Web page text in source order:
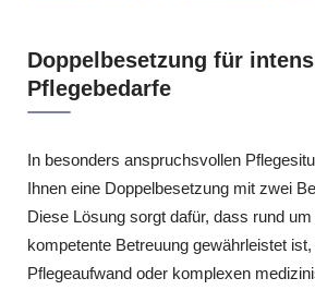
Doppelbesetzung für
Pflegebedarfe
In besonders anspruchsvollen
Ihnen eine Doppelbesetzung mit zwei
Diese Lösung sorgt dafür, dass rund
kompetente Betreuung gewährleistet
Pflegeaufwand oder komplexen